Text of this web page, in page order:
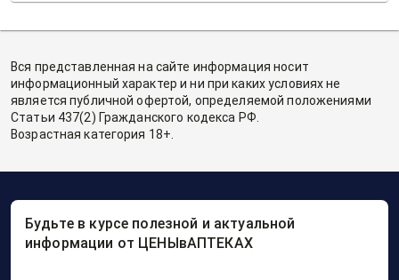
Вся представленная на сайте информация носит
информационный характер и ни при каких условиях не
является публичной офертой, определяемой положениями
Статьи 437(2) Гражданского кодекса РФ.
Возрастная категория 18+.
Будьте в курсе полезной и актуальной
информации от ЦЕНЫвАПТЕКАХ